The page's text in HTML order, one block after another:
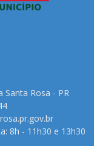
Santa Rosa - PR
8h - 11h30 e 13h30